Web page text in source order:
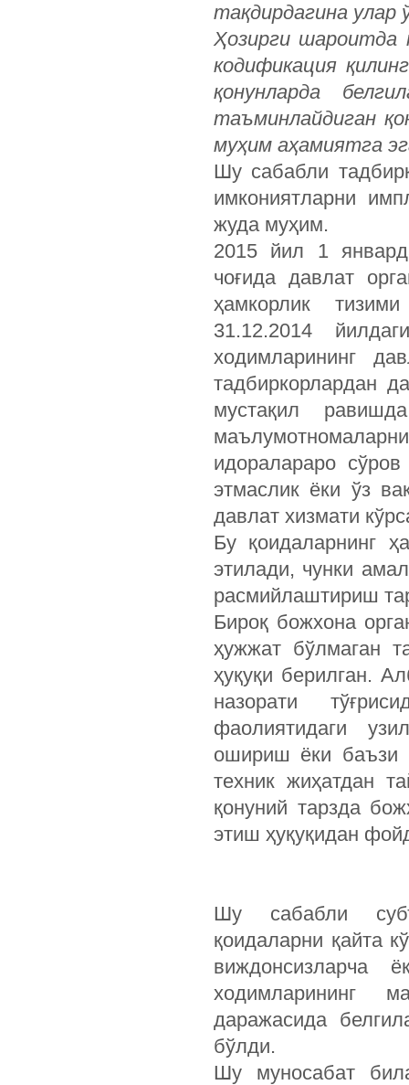
тақдирдагина улар
Ҳозирги шароитда
кодификация
қонунларда
таъминлайдиган
муҳим аҳамиятга
Шу сабабли
имкониятларни
жуда муҳим.
2015 йил 1
чоғида давлат
ҳамкорлик
31.12.2014
ходимларининг
тадбиркорлардан
мустақил
идоралараро
этмаслик ёки ўз
давлат хизмати
Бу қоидаларнинг
этилади, чунки
расмийлаштириш
Бироқ божхона
ҳужжат бўлмаган
ҳуқуқи берилган.
назорати
фаолиятидаги
ошириш ёки баъзи
техник жиҳатдан
қонуний тарзда
этиш ҳуқуқидан
Шу сабабли
қоидаларни қайта
виждонсизларча
ходимларининг
даражасида
бўлди.
Шу муносабат